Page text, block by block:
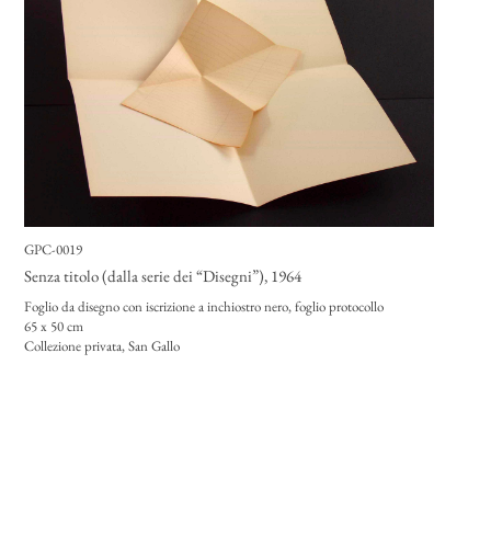
GPC-0019
Senza titolo (dalla serie dei “Disegni”), 1964
Foglio da disegno con iscrizione a inchiostro nero, foglio protocollo
65 x 50 cm
Collezione privata, San Gallo